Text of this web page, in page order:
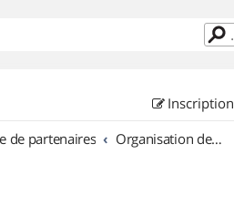
Inscription
de partenaires Organisation de sorties en région Provence Alpes Côte d'Azur